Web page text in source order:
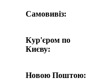
Самовивіз:
Кур'єром по
Києву:
Новою Поштою: